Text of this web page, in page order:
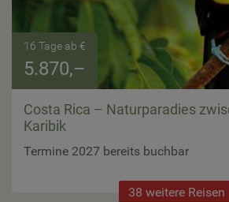
16 Tage ab €
5.870,–
Costa Rica – Naturparadies
Karibik
Termine 2027 bereits buchbar
38 weitere Reisen